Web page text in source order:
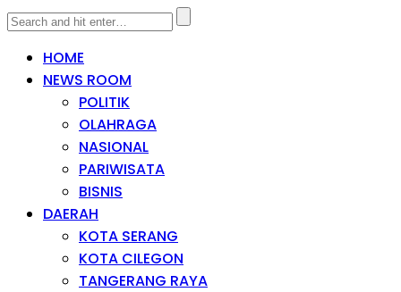
HOME
NEWS ROOM
POLITIK
OLAHRAGA
NASIONAL
PARIWISATA
BISNIS
DAERAH
KOTA SERANG
KOTA CILEGON
TANGERANG RAYA